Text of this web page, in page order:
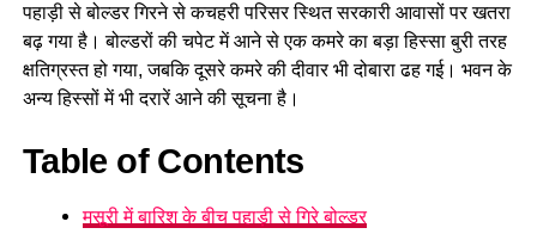
पहाड़ी से बोल्डर गिरने से कचहरी परिसर स्थित सरकारी आवासों पर खतरा
बढ़ गया है। बोल्डरों की चपेट में आने से एक कमरे का बड़ा हिस्सा बुरी तरह
क्षतिग्रस्त हो गया, जबकि दूसरे कमरे की दीवार भी दोबारा ढह गई। भवन के
अन्य हिस्सों में भी दरारें आने की सूचना है।
Table of Contents
मसूरी में बारिश के बीच पहाड़ी से गिरे बोल्डर